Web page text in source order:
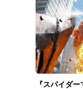
『スパイダ